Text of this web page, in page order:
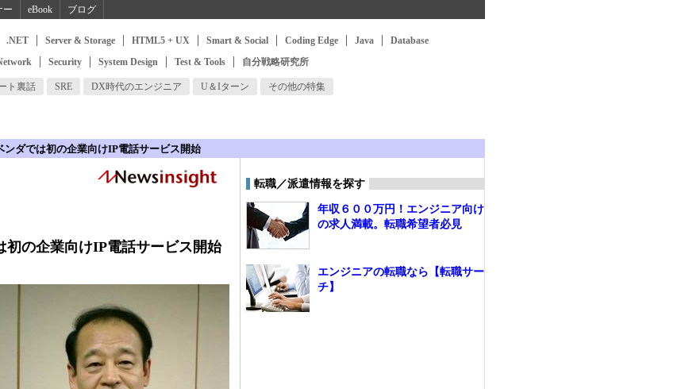
ー eBook ブログ
.NET Server & Storage HTML5 + UX Smart & Social Coding Edge Java
Database
Security System Design Test & Tools 自分戦略研究所
ト裏話 SRE DX時代のエンジニア U＆Iターン その他の特集
ンダでは初の企業向けIP電話サービス開始
初の企業向けIP電話サービス開始
転職／派遣情報を探す
年収６００万円！エンジニア向け
の求人満載。転職希望者必見
エンジニアの転職なら【転職サー
チ】